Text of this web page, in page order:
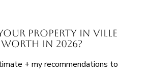
property in Ville
in 2026?
+ my recommendations to